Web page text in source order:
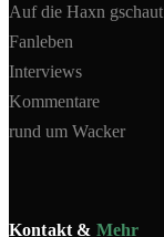
Auf die Haxn gschaut
Fanleben
Interviews
Kommentare
rund um Wacker
Kontakt & Mehr